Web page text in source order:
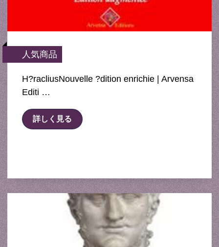
人気商品
H?racliusNouvelle ?dition enrichie | Arvensa
Editi …
詳しく見る